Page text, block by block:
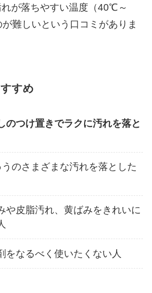
が落ちやすい温度（40℃～
難しいという口コミがありま
すめ
のつけ置きでラクに汚れを落と
のさまざまな汚れを落とした
や皮脂汚れ、黄ばみをきれいに
をなるべく使いたくない人